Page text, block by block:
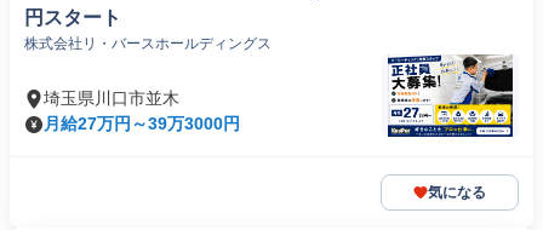
円スタート
株式会社リ・バースホールディングス
埼玉県川口市並木
月給27万円～39万3000円
気になる